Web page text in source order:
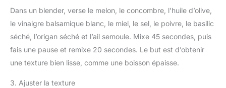
Dans un blender, verse le melon, le concombre, l’huile d’olive,
le vinaigre balsamique blanc, le miel, le sel, le poivre, le basilic
séché, l’origan séché et l’ail semoule. Mixe 45 secondes, puis
fais une pause et remixe 20 secondes. Le but est d’obtenir
une texture bien lisse, comme une boisson épaisse.
3. Ajuster la texture